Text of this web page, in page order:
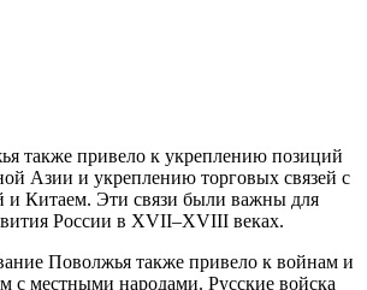
также привело к укреплению позиций
Азии и укреплению торговых связей с
и Китаем. Эти связи были важны для
России в XVII–XVIII веках.
Поволжья также привело к войнам и
с местными народами. Русские войска